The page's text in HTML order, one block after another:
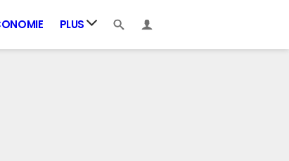
PLUS